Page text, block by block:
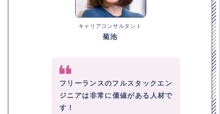
キャリアコンサルタント
菊池
フリーランスのフルスタックエン
ジニアは非常に価値がある人材で
す！